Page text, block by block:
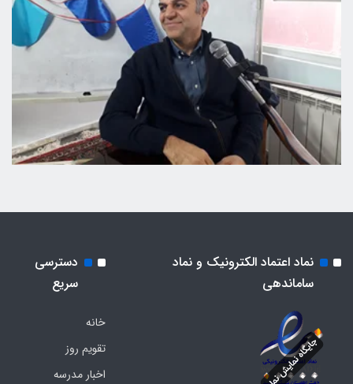
نماد اعتماد الکترونیک و نماد
ساماندهی
دسترسی
سریع
خانه
تقویم روز
اخبار مدرسه